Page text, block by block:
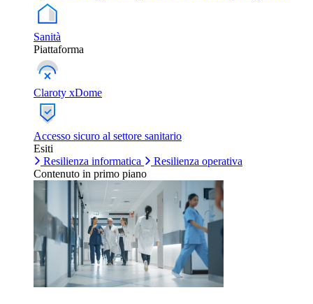
Sanità
Piattaforma
Claroty xDome
Accesso sicuro al settore sanitario
Esiti
Resilienza informatica
Resilienza operativa
Contenuto in primo piano